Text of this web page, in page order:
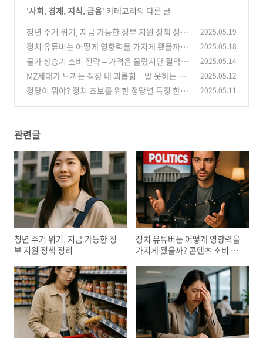
'사회. 경제. 지식. 금융' 카테고리의 다른 글
청년 주거 위기, 지금 가능한 정부 지원 정책 정리
(5)
2025.05.19
정치 유튜버는 어떻게 영향력을 가지게 됐을까?
콘텐츠 소비 트렌드 분석
(0)
2025.05.18
물가 상승기 소비 전략 – 가격은 올랐지만 절약
가능한 분야 5가지
(2)
2025.05.14
MZ세대가 느끼는 직장 내 괴롭힘 – 말 못하는 고
충과 대응법
(0)
2025.05.12
정당이 뭐야? 정치 초보를 위한 정당별 특징 한눈
2025.05.11
관련글
청년 주거 위기, 지금 가능한 정
부 지원 정책 정리
정치 유튜버는 어떻게 영향력을
가지게 됐을까? 콘텐츠 소비 트